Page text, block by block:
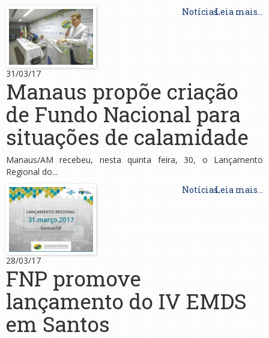
NotíciasLeia mais...
31/03/17
Manaus propõe criação
de Fundo Nacional para
situações de calamidade
Manaus/AM recebeu, nesta quinta feira, 30, o Lançamento
Regional do...
NotíciasLeia mais...
28/03/17
FNP promove
lançamento do IV EMDS
em Santos